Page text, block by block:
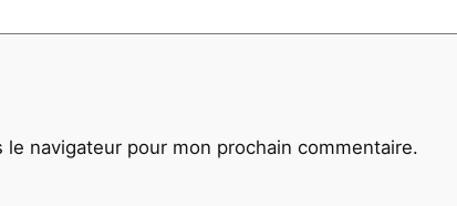
A
T
navigateur pour mon prochain commentaire.